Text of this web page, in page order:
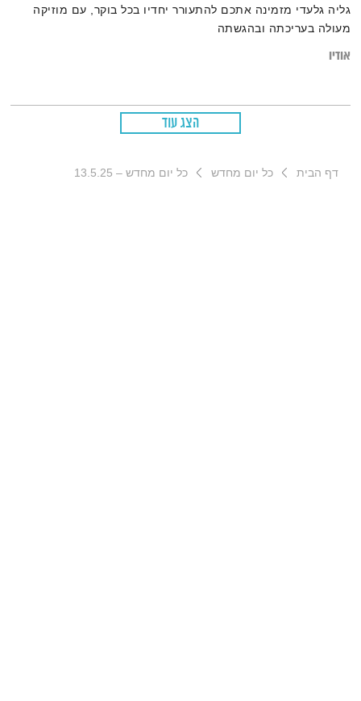
גליה גלעדי מזמינה אתכם להתעורר יחדיו בכל בוקר, עם מוזיקה
מעולה בעריכתה ובהגשתה
אודיו
הצג עוד
דף הבית כל יום מחדש כל יום מחדש – 13.5.25